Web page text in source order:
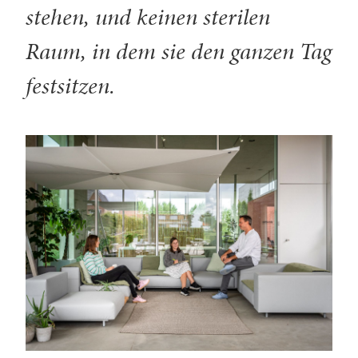
stehen, und keinen sterilen
Raum, in dem sie den ganzen Tag
festsitzen.